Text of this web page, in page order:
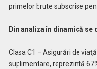
primelor brute subscrise
Din analiza în dinamică
Clasa C1 – Asigurări de
suplimentare, reprezintă